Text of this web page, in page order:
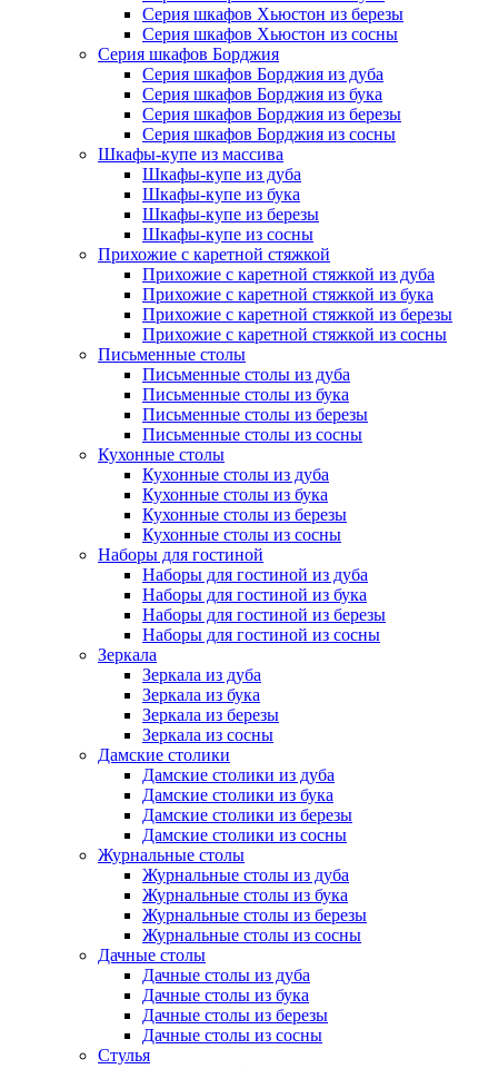
Серия шкафов Хьюстон из березы
Серия шкафов Хьюстон из сосны
Серия шкафов Борджия
Серия шкафов Борджия из дуба
Серия шкафов Борджия из бука
Серия шкафов Борджия из березы
Серия шкафов Борджия из сосны
Шкафы-купе из массива
Шкафы-купе из дуба
Шкафы-купе из бука
Шкафы-купе из березы
Шкафы-купе из сосны
Прихожие с каретной стяжкой
Прихожие с каретной стяжкой из дуба
Прихожие с каретной стяжкой из бука
Прихожие с каретной стяжкой из березы
Прихожие с каретной стяжкой из сосны
Письменные столы
Письменные столы из дуба
Письменные столы из бука
Письменные столы из березы
Письменные столы из сосны
Кухонные столы
Кухонные столы из дуба
Кухонные столы из бука
Кухонные столы из березы
Кухонные столы из сосны
Наборы для гостиной
Наборы для гостиной из дуба
Наборы для гостиной из бука
Наборы для гостиной из березы
Наборы для гостиной из сосны
Зеркала
Зеркала из дуба
Зеркала из бука
Зеркала из березы
Зеркала из сосны
Дамские столики
Дамские столики из дуба
Дамские столики из бука
Дамские столики из березы
Дамские столики из сосны
Журнальные столы
Журнальные столы из дуба
Журнальные столы из бука
Журнальные столы из березы
Журнальные столы из сосны
Дачные столы
Дачные столы из дуба
Дачные столы из бука
Дачные столы из березы
Дачные столы из сосны
Стулья